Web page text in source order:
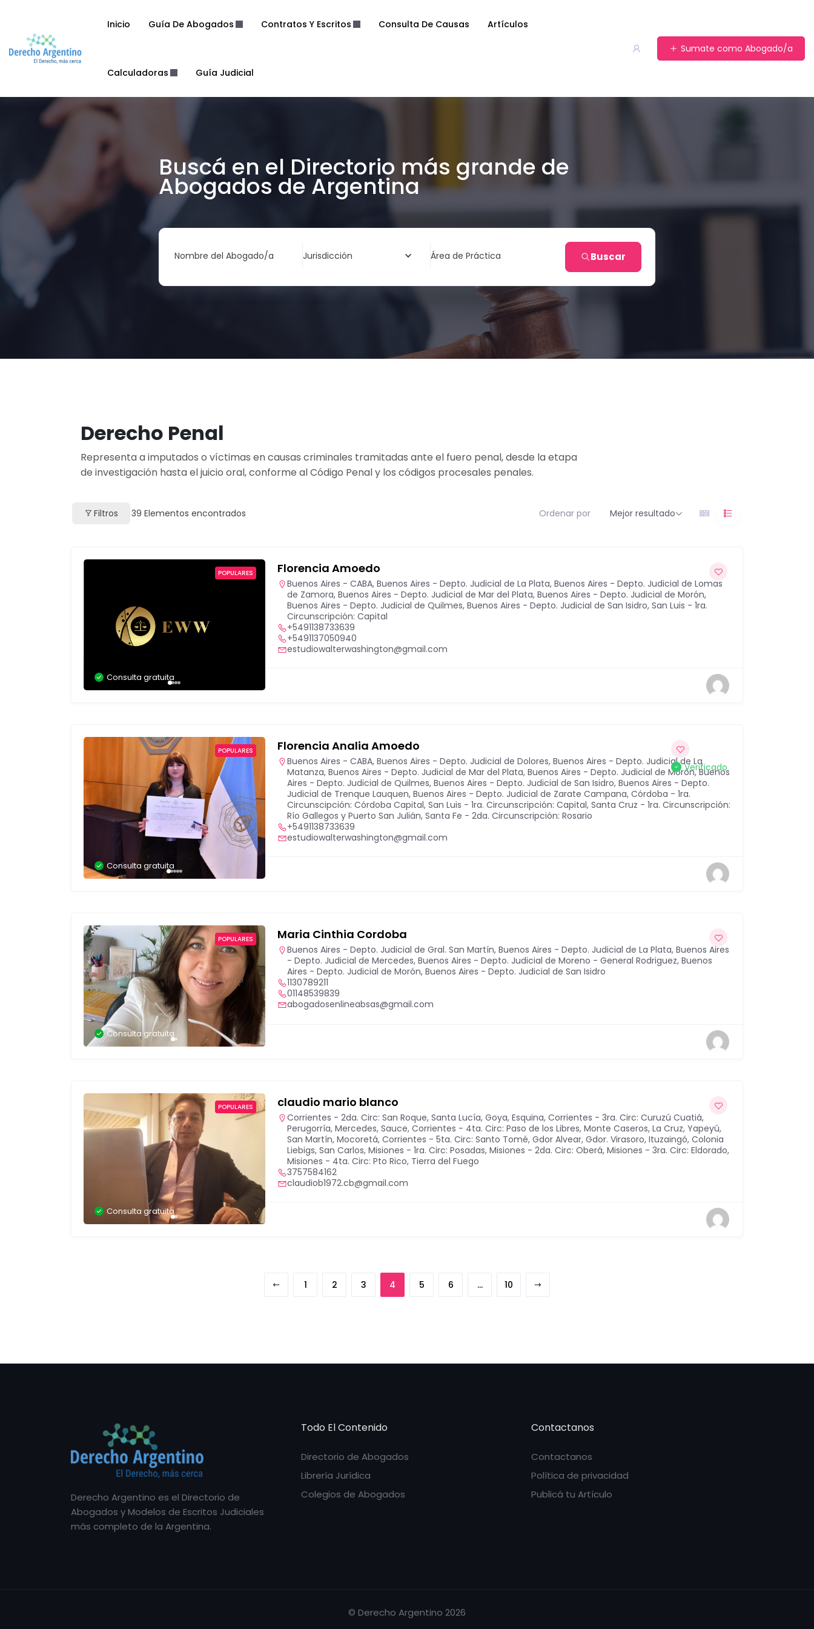
Inicio Guía De Abogados Contratos Y Escritos Consulta De Causas Artículos
Calculadoras Guía Judicial
Sumate como Abogado/a
Buscá en el Directorio más grande de
Abogados de Argentina
Nombre del Abogado/a Jurisdicción Área de Práctica Buscar
Derecho Penal
Representa a imputados o víctimas en causas criminales tramitadas ante el fuero penal, desde la etapa
de investigación hasta el juicio oral, conforme al Código Penal y los códigos procesales penales.
Filtros 39 Elementos encontrados Ordenar por Mejor resultado
POPULARES
Consulta gratuita
Florencia Amoedo
Buenos Aires - CABA, Buenos Aires - Depto. Judicial de La Plata, Buenos Aires - Depto. Judicial de Lomas
de Zamora, Buenos Aires - Depto. Judicial de Mar del Plata, Buenos Aires - Depto. Judicial de Morón,
Buenos Aires - Depto. Judicial de Quilmes, Buenos Aires - Depto. Judicial de San Isidro, San Luis - 1ra.
Circunscripción: Capital
+5491138733639
+5491137050940
estudiowalterwashington@gmail.com
POPULARES
Consulta gratuita
Florencia Analia Amoedo
Buenos Aires - CABA, Buenos Aires - Depto. Judicial de Dolores, Buenos Aires - Depto. Judicial de La
Matanza, Buenos Aires - Depto. Judicial de Mar del Plata, Buenos Aires - Depto. Judicial de Morón,Buenos
Aires - Depto. Judicial de Quilmes, Buenos Aires - Depto. Judicial de San Isidro, Buenos Aires - Depto.
Judicial de Trenque Lauquen, Buenos Aires - Depto. Judicial de Zarate Campana, Córdoba - 1ra.
Circunscipción: Córdoba Capital, San Luis - 1ra. Circunscripción: Capital, Santa Cruz - 1ra. Circunscripción:
Río Gallegos y Puerto San Julián, Santa Fe - 2da. Circunscripción: Rosario
+5491138733639
estudiowalterwashington@gmail.com
Verificado
POPULARES
Consulta gratuita
Maria Cinthia Cordoba
Buenos Aires - Depto. Judicial de Gral. San Martín, Buenos Aires - Depto. Judicial de La Plata, Buenos Aires
- Depto. Judicial de Mercedes, Buenos Aires - Depto. Judicial de Moreno - General Rodriguez, Buenos
Aires - Depto. Judicial de Morón, Buenos Aires - Depto. Judicial de San Isidro
1130789211
01148539839
abogadosenlineabsas@gmail.com
POPULARES
Consulta gratuita
claudio mario blanco
Corrientes - 2da. Circ: San Roque, Santa Lucía, Goya, Esquina, Corrientes - 3ra. Circ: Curuzú Cuatiá,
Perugorría, Mercedes, Sauce, Corrientes - 4ta. Circ: Paso de los Libres, Monte Caseros, La Cruz, Yapeyú,
San Martín, Mocoretá, Corrientes - 5ta. Circ: Santo Tomé, Gdor Alvear, Gdor. Virasoro, Ituzaingó, Colonia
Liebigs, San Carlos, Misiones - 1ra. Circ: Posadas, Misiones - 2da. Circ: Oberá, Misiones - 3ra. Circ: Eldorado,
Misiones - 4ta. Circ: Pto Rico, Tierra del Fuego
3757584162
claudiob1972.cb@gmail.com
1 2 3 4 5 6 … 10
Derecho Argentino es el Directorio de
Abogados y Modelos de Escritos Judiciales
más completo de la Argentina.
Todo El Contenido
Directorio de Abogados
Librería Jurídica
Colegios de Abogados
Contactanos
Contactanos
Política de privacidad
Publicá tu Artículo
© Derecho Argentino 2026